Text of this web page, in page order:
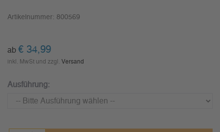
Artikelnummer: 800569
ab € 34,99
inkl. MwSt und zzgl. Versand
Ausführung: